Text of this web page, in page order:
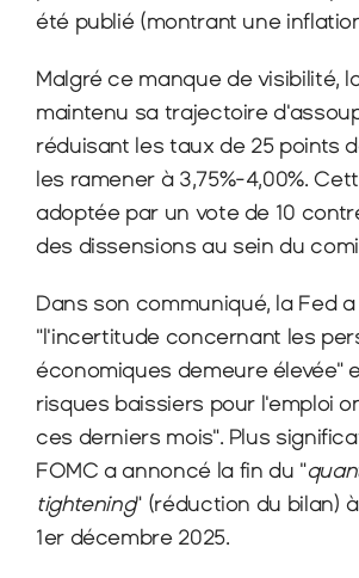
été publié (montrant une
Malgré ce manque de visibilité,
maintenu sa trajectoire
réduisant les taux de 25 points
les ramener à 3,75%-4,00%.
adoptée par un vote de 10
des dissensions au sein du
Dans son communiqué, la Fed
"l'incertitude concernant les
économiques demeure élevée"
risques baissiers pour l'emploi
ces derniers mois". Plus
FOMC a annoncé la fin du "
tightening" (réduction du bilan)
1er décembre 2025.